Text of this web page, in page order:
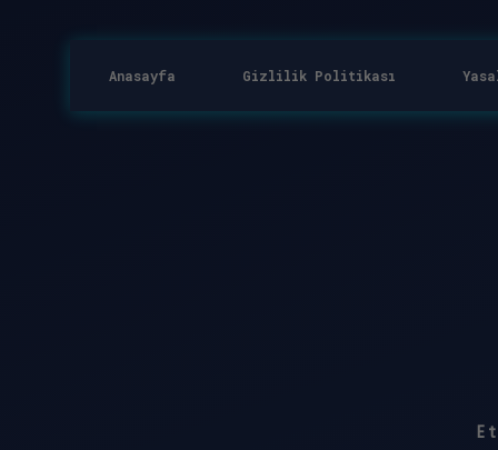
Anasayfa Gizlilik Politikası